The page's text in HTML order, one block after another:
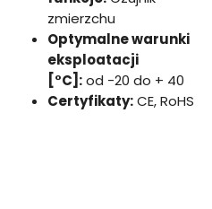
zmierzchu
Optymalne warunki
eksploatacji
[°C]:od -20 do + 40
Certyfikaty:CE, RoHS